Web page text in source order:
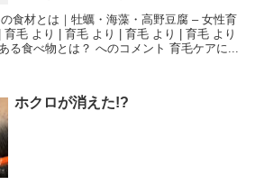
食材とは｜牡蠣・海藻・高野豆腐 – 女性育
毛 より | 育毛 より | 育毛 より | 育毛 より
る食べ物とは？ へのコメント 育毛ケアに...
ホクロが消えた!?